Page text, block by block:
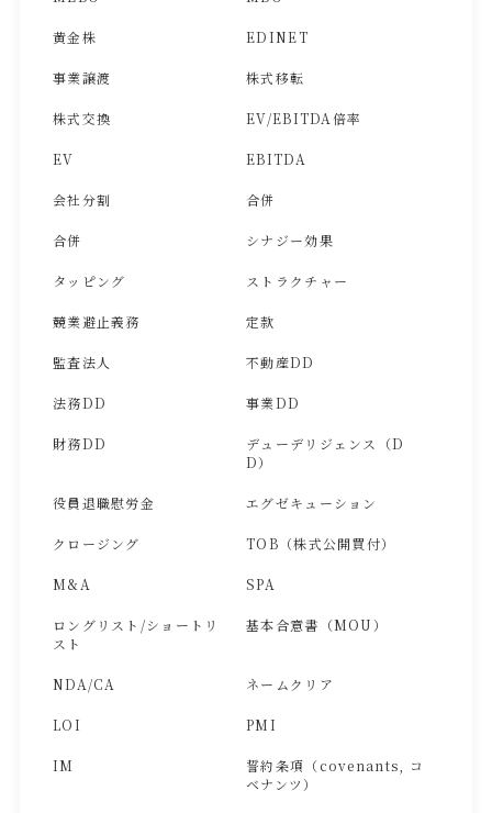
黄金株 EDINET
事業譲渡 株式移転
株式交換 EV/EBITDA倍率
EV EBITDA
会社分割 合併
合併 シナジー効果
タッピング ストラクチャー
競業避止義務 定款
監査法人 不動産DD
法務DD 事業DD
財務DD
デューデリジェンス（D
D）
役員退職慰労金 エグゼキューション
クロージング TOB（株式公開買付）
M&A SPA
ロングリスト/ショートリ
スト
基本合意書（MOU）
NDA/CA ネームクリア
LOI PMI
IM
誓約条項（covenants, コ
ベナンツ）